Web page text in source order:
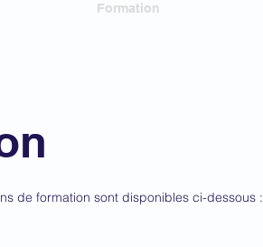
Formation
de formation sont disponibles ci-dessous :